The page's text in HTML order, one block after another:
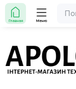
Главная Меню